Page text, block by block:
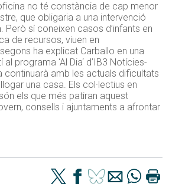
no té constància de cap menor
que obligaria a una intervenció
Però síconeixen casos d’infants en
de recursos, viuen en
ha explicat Carballo en una
al programa ‘Al Dia‘ d’ IB3 Notícies-
continuarà amb les actuals dificultats
una casa. Els col·lectius en
els que més patiran aquest
consells i ajuntaments a afrontar